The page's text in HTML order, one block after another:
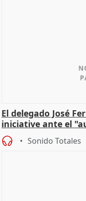
El delegado José
iniciative ante el
hogar en Madri
Sonido Totales